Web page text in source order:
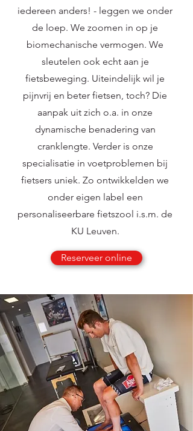
iedereen anders! - leggen we onder
de loep. We zoomen in op je
biomechanische vermogen. We
sleutelen ook echt aan je
fietsbeweging. Uiteindelijk wil je
pijnvrij en beter fietsen, toch? Die
aanpak uit zich o.a. in onze
dynamische benadering van
cranklengte. Verder is onze
specialisatie in voetproblemen bij
fietsers uniek. Zo ontwikkelden we
onder eigen label een
personaliseerbare fietszool i.s.m. de
KU Leuven.
Reserveer online